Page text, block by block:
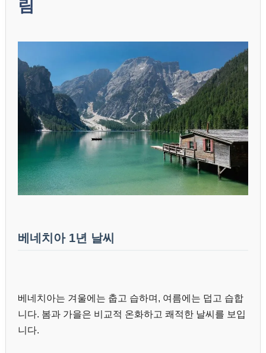
림
베네치아 1년 날씨
베네치아는 겨울에는 춥고 습하며, 여름에는 덥고 습합
니다. 봄과 가을은 비교적 온화하고 쾌적한 날씨를 보입
니다.